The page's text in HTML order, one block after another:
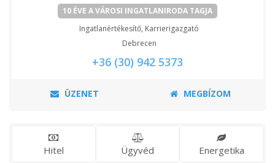
10 ÉVE A VÁROSI INGATLANIRODA TAGJA
Ingatlanértékesítő, Karrierigazgató
Debrecen
+36 (30) 942 5373
ÜZENET MEGBÍZOM
Hitel Ügyvéd Energetika